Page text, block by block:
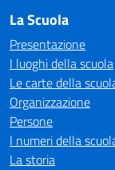
La Scuola
Presentazione
I luoghi della scuola
Le carte della
Organizzazione
Persone
I numeri della
La storia